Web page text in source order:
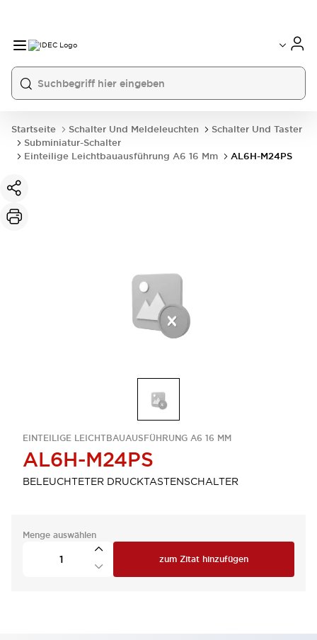
Startseite Schalter Und Meldeleuchten
Schalter Und Taster
Subminiatur-Schalter
Einteilige Leichtbauausführung A6 16 Mm
AL6H-M24PS
EINTEILIGE LEICHTBAUAUSFÜHRUNG A6 16 MM
AL6H-M24PS
BELEUCHTETER DRUCKTASTENSCHALTER
Menge auswählen
zum Zitat hinzufügen